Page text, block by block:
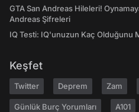
GTA San Andreas Hileleri!
Andreas Şifreleri
IQ Testi: IQ'unuzun Kaç Olduğunu
Keşfet
Twitter Deprem Zam
Günlük Burç Yorumları A101